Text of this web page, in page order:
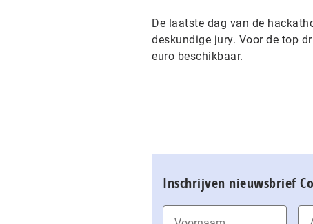
De laatste dag van de
deskundige jury. Voor de top
euro beschikbaar.
Inschrijven nieuwsbrief